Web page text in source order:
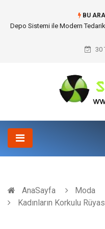
BU
Depo Sistemi ile Modern
30
AnaSayfa
Moda
Kadınların Korkulu